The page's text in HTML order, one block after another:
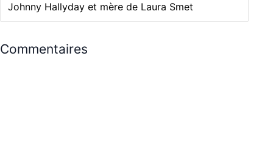
Johnny Hallyday et mère de Laura Smet
Commentaires